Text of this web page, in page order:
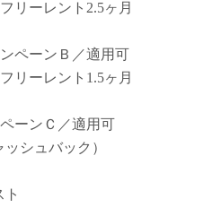
リーレント2.5ヶ月
ペーンＢ／適用可
リーレント1.5ヶ月
ーンＣ／適用可
シュバック）